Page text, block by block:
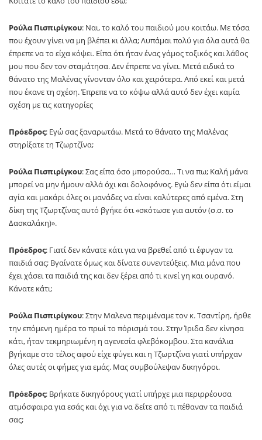
Ρούλα Πισπιρίγκου: Ναι, το καλό του παιδιού μου κοιτάω. Με τόσα
που έχουν γίνει να μη βλέπει κι άλλα; Λυπάμαι πολύ για όλα αυτά θα
έπρεπε να το είχα κόψει. Είπα ότι ήταν ένας γάμος τοξικός και λάθος
μου που δεν τον σταμάτησα. Δεν έπρεπε να γίνει. Μετά ειδικά το
θάνατο της Μαλένας γίνονταν όλο και χειρότερα. Από εκεί και μετά
που έκανε τη σχέση. Έπρεπε να το κόψω αλλά αυτό δεν έχει καμία
σχέση με τις κατηγορίες
Πρόεδρος: Εγώ σας ξαναρωτάω. Μετά το θάνατο της Μαλένας
στηρίξατε τη Τζωρτζίνα;
Ρούλα Πισπιρίγκου: Σας είπα όσο μπορούσα… Τι να πω; Καλή μάνα
μπορεί να μην ήμουν αλλά όχι και δολοφόνος. Εγώ δεν είπα ότι είμαι
αγία και μακάρι όλες οι μανάδες να είναι καλύτερες από εμένα. Στη
δίκη της Τζωρτζίνας αυτό βγήκε ότι «σκότωσε για αυτόν (σ.σ. το
Δασκαλάκη)».
Πρόεδρος: Γιατί δεν κάνατε κάτι για να βρεθεί από τι έφυγαν τα
παιδιά σας; Βγαίνατε όμως και δίνατε συνεντεύξεις. Μια μάνα που
έχει χάσει τα παιδιά της και δεν ξέρει από τι κινεί γη και ουρανό.
Κάνατε κάτι;
Ρούλα Πισπιρίγκου: Στην Μαλενα περιμέναμε τον κ. Τσαντίρη, ήρθε
την επόμενη ημέρα το πρωί το πόρισμά του. Στην Ίριδα δεν κίνησα
κάτι, ήταν τεκμηριωμένη η αγενεσία φλεβόκομβου. Στα κανάλια
βγήκαμε στο τέλος αφού είχε φύγει και η Τζωρτζίνα γιατί υπήρχαν
όλες αυτές οι φήμες για εμάς. Μας συμβούλεψαν δικηγόροι.
Πρόεδρος: Βρήκατε δικηγόρους γιατί υπήρχε μια περιρρέουσα
ατμόσφαιρα για εσάς και όχι για να δείτε από τι πέθαναν τα παιδιά
σας;